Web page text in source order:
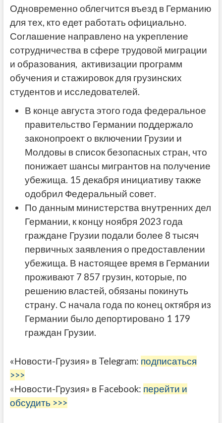
Одновременно облегчится въезд в Германию
для тех, кто едет работать официально.
Соглашение направлено на укрепление
сотрудничества в сфере трудовой миграции
и образования, активизации программ
обучения и стажировок для грузинских
студентов и исследователей.
В конце августа этого года федеральное
правительство Германии поддержало
законопроект о включении Грузии и
Молдовы в список безопасных стран, что
понижает шансы мигрантов на получение
убежища. 15 декабря инициативу также
одобрил Федеральный совет.
По данным министерства внутренних дел
Германии, к концу ноября 2023 года
граждане Грузии подали более 8 тысяч
первичных заявления о предоставлении
убежища. В настоящее время в Германии
проживают 7 857 грузин, которые, по
решению властей, обязаны покинуть
страну. С начала года по конец октября из
Германии было депортировано 1 179
граждан Грузии.
«Новости-Грузия» в Telegram: подписаться
>>>
«Новости-Грузия» в Facebook: перейти и
обсудить >>>